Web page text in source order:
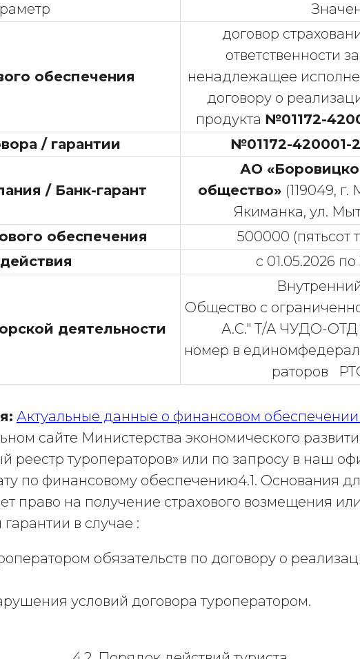
обеспечения
договор
ответственности
ненадлежащее
договору о
продукта №01172-
/ гарантии
№01172-420001-
/ Банк-гарант
АО
общество» (119049, г.
Якиманка, ул.
обеспечения
500000 (пятьсот
с 01.05.2026
деятельности
Общество с
А.С." Т/А ЧУДО-
номер в
раторов
Актуальные данные о финансовом обеспечении
сайте Министерства экономического
реестр туроператоров» или по запросу в наш
по финансовому обеспечению4.1. Основания
право на получение страхового возмещения
в случае :
обязательств по договору о
условий договора туроператором.